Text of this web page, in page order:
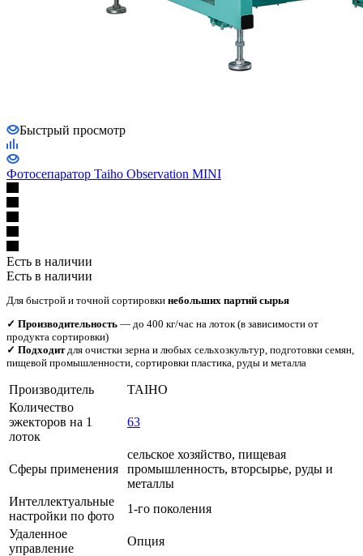
Быстрый просмотр
Фотосепаратор Taiho Observation MINI
Есть в наличии
Есть в наличии
Для быстрой и точной сортировки небольших партий сырья
✓ Производительность — до 400 кг/час на лоток (в зависимости от
продукта сортировки)
✓ Подходитдля очистки зерна и любых сельхозкультур, подготовки семян,
пищевой промышленности, сортировки пластика, руды и металла
Производитель
TAIHO
Количество
эжекторов на 1
лоток
63
Сферы применения
сельское хозяйство, пищевая
промышленность, вторсырье, руды и
металлы
Интеллектуальные
настройки по фото
1-го поколения
Удаленное
управление
Опция